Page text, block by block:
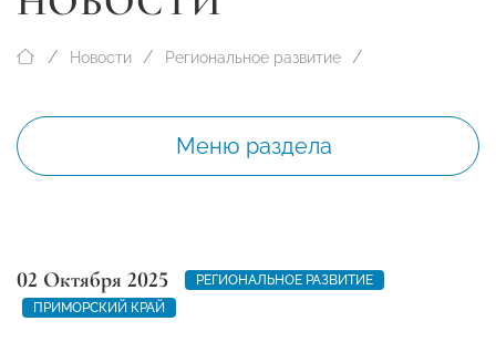
Новости Региональное развитие
Меню раздела
02 Октября 2025
РЕГИОНАЛЬНОЕ РАЗВИТИЕ
ПРИМОРСКИЙ КРАЙ